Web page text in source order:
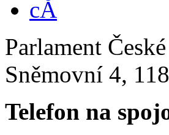
Parlament
Sněmovní 4,
Telefon na